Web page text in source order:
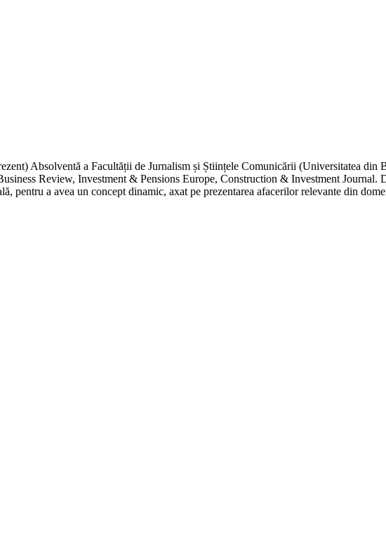
Absolventă a Facultății de Jurnalism și Științele Comunicării (Universitatea
Review, Investment & Pensions Europe, Construction & Investment
pentru a avea un concept dinamic, axat pe prezentarea afacerilor relevante din